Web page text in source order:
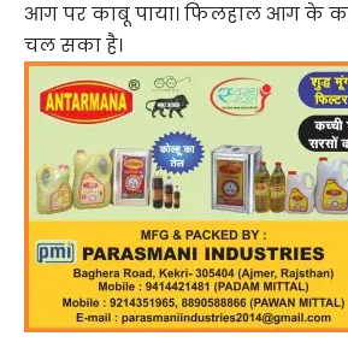
आग पर काबू पाया। फिलहाल आग के
चल सका है।